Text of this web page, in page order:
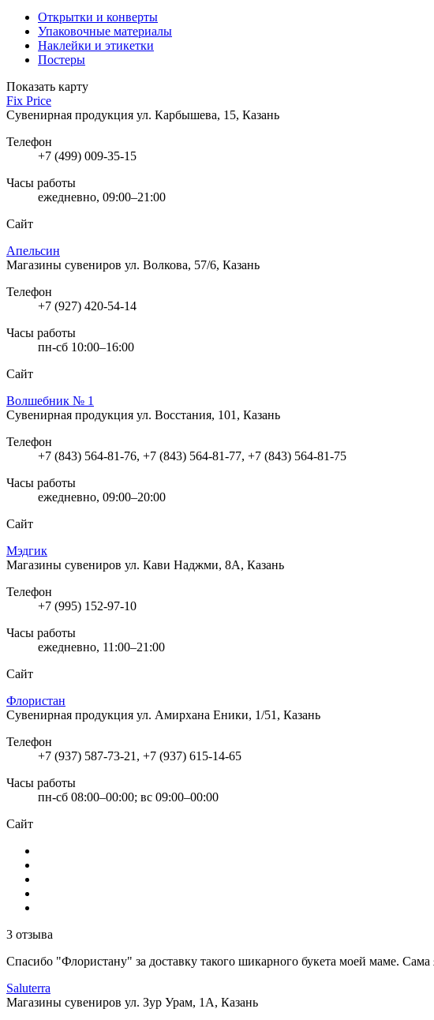
Открытки и конверты
Упаковочные материалы
Наклейки и этикетки
Постеры
Показать карту
Fix Price
Сувенирная продукция ул. Карбышева, 15, Казань
Телефон
+7 (499) 009-35-15
Часы работы
ежедневно, 09:00–21:00
Сайт
Апельсин
Магазины сувениров ул. Волкова, 57/6, Казань
Телефон
+7 (927) 420-54-14
Часы работы
пн-сб 10:00–16:00
Сайт
Волшебник № 1
Сувенирная продукция ул. Восстания, 101, Казань
Телефон
+7 (843) 564-81-76, +7 (843) 564-81-77, +7 (843) 564-81-75
Часы работы
ежедневно, 09:00–20:00
Сайт
Мэдгик
Магазины сувениров ул. Кави Наджми, 8А, Казань
Телефон
+7 (995) 152-97-10
Часы работы
ежедневно, 11:00–21:00
Сайт
Флористан
Сувенирная продукция ул. Амирхана Еники, 1/51, Казань
Телефон
+7 (937) 587-73-21, +7 (937) 615-14-65
Часы работы
пн-сб 08:00–00:00; вс 09:00–00:00
Сайт
3 отзыва
Спасибо "Флористану" за доставку такого шикарного букета моей маме.
Saluterra
Магазины сувениров ул. Зур Урам, 1А, Казань